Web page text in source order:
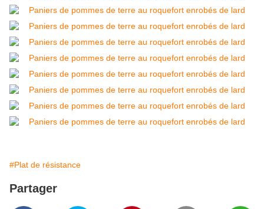
#Plat de résistance
Partager